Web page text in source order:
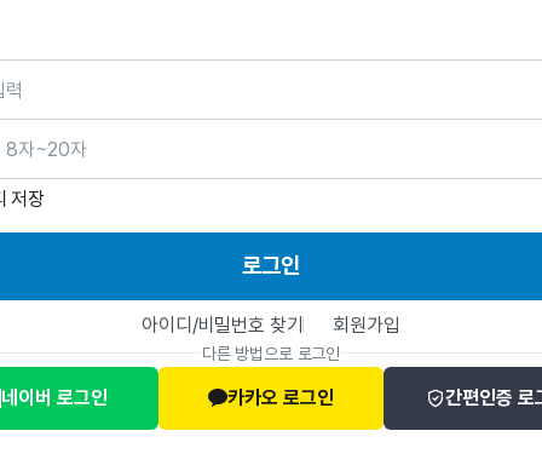
저장
로그인
아이디/비밀번호 찾기 회원가입
다른 방법으로 로그인
네이버 로그인 카카오 로그인 간편인증 로